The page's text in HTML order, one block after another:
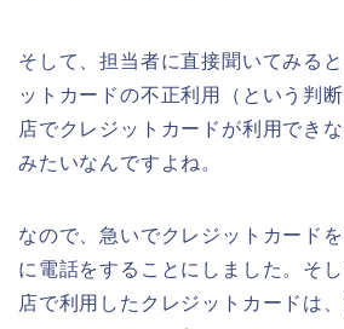
そして、担当者に直接聞いてみる
ットカードの不正利用（という判
店でクレジットカードが利用でき
みたいなんですよね。
なので、急いでクレジットカード
に電話をすることにしました。そ
店で利用したクレジットカードは